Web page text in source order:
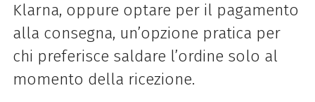
Klarna, oppure optare per il pagamento
alla consegna, un’opzione pratica per
chi preferisce saldare l’ordine solo al
momento della ricezione.